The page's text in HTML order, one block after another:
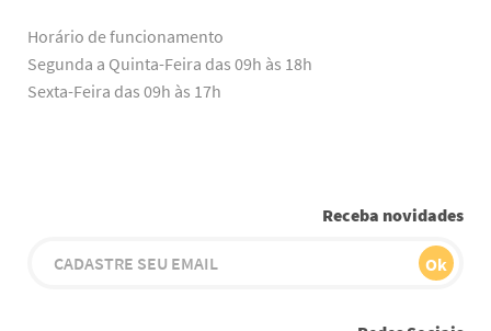
Horário de funcionamento
Segunda a Quinta-Feira das 09h às 18h
Sexta-Feira das 09h às 17h
Receba novidades